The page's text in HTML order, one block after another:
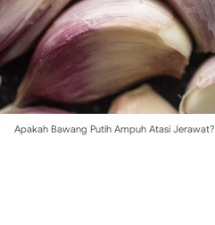
Apakah Bawang Putih Ampuh Atasi Jerawat?